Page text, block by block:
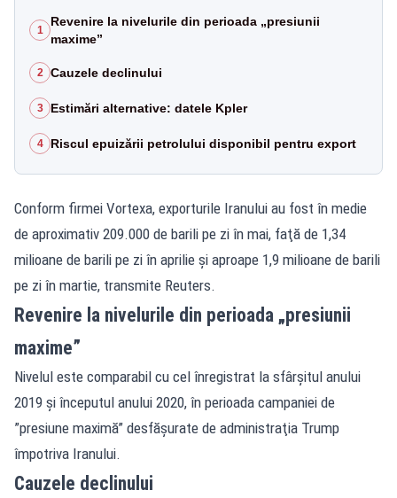
1
Revenire la nivelurile din perioada „presiunii
maxime”
2 Cauzele declinului
3 Estimări alternative: datele Kpler
4 Riscul epuizării petrolului disponibil pentru export
Conform firmei Vortexa, exporturile Iranului au fost în medie
de aproximativ 209.000 de barili pe zi în mai, faţă de 1,34
milioane de barili pe zi în aprilie şi aproape 1,9 milioane de barili
pe zi în martie, transmite Reuters.
Revenire la nivelurile din perioada „presiunii
maxime”
Nivelul este comparabil cu cel înregistrat la sfârşitul anului
2019 şi începutul anului 2020, în perioada campaniei de
”presiune maximă” desfăşurate de administraţia Trump
împotriva Iranului.
Cauzele declinului